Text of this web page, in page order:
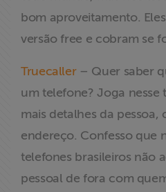
Fale Conosco
bom aproveitamento.
versão free e cobram se
Truecaller– Quer saber
um telefone? Joga nesse
mais detalhes da pessoa,
endereço. Confesso que
telefones brasileiros não
pessoal de fora com